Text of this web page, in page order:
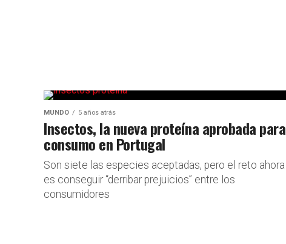
MUNDO 5 años atrás
Insectos, la nueva proteína aprobada para
consumo en Portugal
Son siete las especies aceptadas, pero el reto ahora
es conseguir “derribar prejuicios” entre los
consumidores